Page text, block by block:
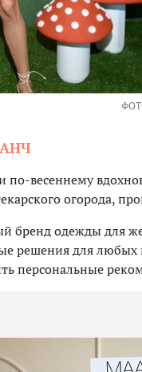
по-весеннему
огорода,
бренд одежды для
решения для любых
персональные